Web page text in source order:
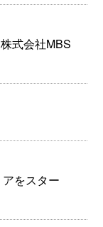
式会社MBS
をスター